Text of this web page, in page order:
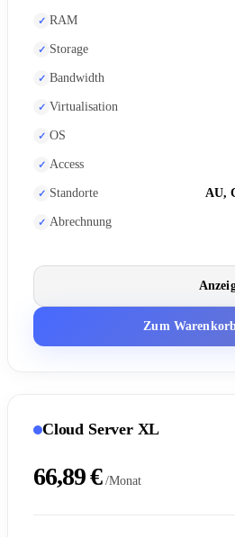
RAM
Storage
Bandwidth
Virtualisation
OS
Access
Standorte AU,
Abrechnung
Zum
Cloud Server XL
66,89 € /Monat